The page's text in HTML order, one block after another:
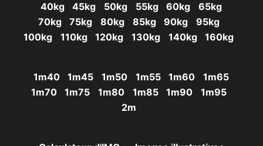
40kg 45kg 50kg 55kg 60kg
65kg
70kg
75kg 80kg 85kg 90kg
95kg
100kg
110kg 120kg 130kg 140kg 160kg
1m40 1m45 1m50 1m55 1m60
1m65
1m70
1m75 1m80 1m85 1m90
1m95
2m